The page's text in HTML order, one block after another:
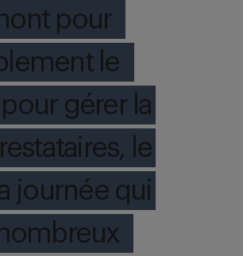
pour
le
gérer la
le
journée qui